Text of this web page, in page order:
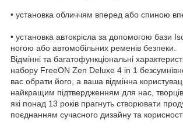
• установка обличчям вперед або спиною
• установка автокрісла за допомогою бази
ногою або автомобільних ременів безпеки.
Відмінні та багатофункціональні
набору FreeON Zen Deluxe 4 in 1
вас обрати його, а ваша відмінна
найкращим підтвердженням для нас,
які понад 13 років прагнуть створювати
поєднанням сучасного дизайну та